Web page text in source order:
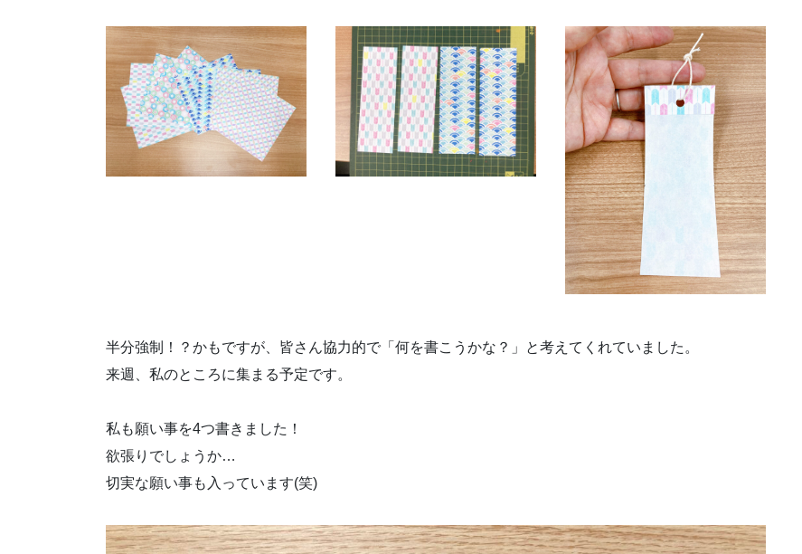
半分強制！？かもですが、皆さん協力的で「何を書こうかな？」と考えてくれていました。
来週、私のところに集まる予定です。
私も願い事を4つ書きました！
欲張りでしょうか…
切実な願い事も入っています(笑)